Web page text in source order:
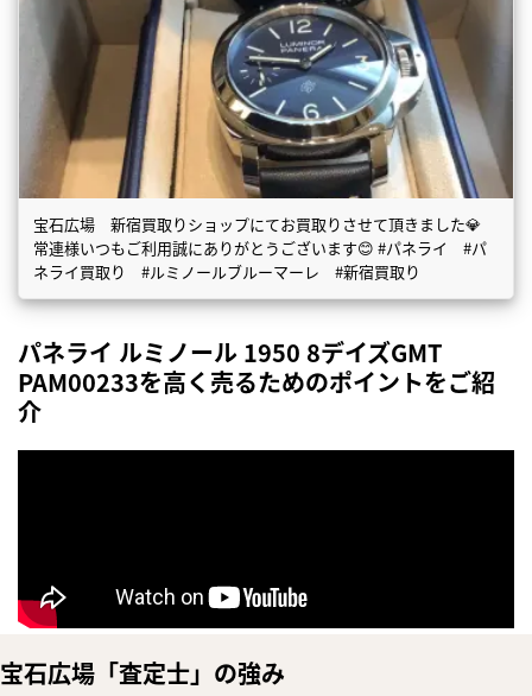
宝石広場 新宿買取りショップにてお買取りさせて頂きました💎
常連様いつもご利用誠にありがとうございます😊 #パネライ #パ
ネライ買取り #ルミノールブルーマーレ #新宿買取り
パネライ ルミノール 1950 8デイズGMT
PAM00233を高く売るためのポイントをご紹
介
宝石広場「査定士」の強み